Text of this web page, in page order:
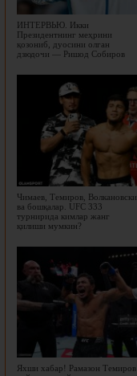
ИНТЕРВЬЮ. Икки
Президентнинг меҳрини
қозониб, дуосини олган
дзюдочи — Ришод Собиров
Чимаев, Темиров, Волкановски
ва бошқалар. UFC 333
турнирида кимлар жанг
қилиши мумкин?
Яхши хабар! Рамазон Темиров